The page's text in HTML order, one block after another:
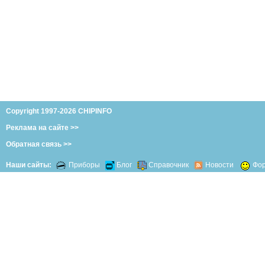
Copyright 1997-2026 CHIPINFO
Реклама на сайте >>
Обратная связь >>
Наши сайты: Приборы Блог Справочник Новости